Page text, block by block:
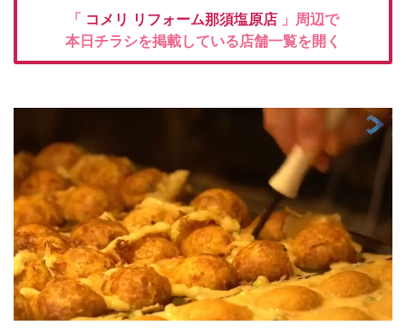
「 コメリ リフォーム那須塩原店 」周辺で
本日チラシを掲載している店舗一覧を開く